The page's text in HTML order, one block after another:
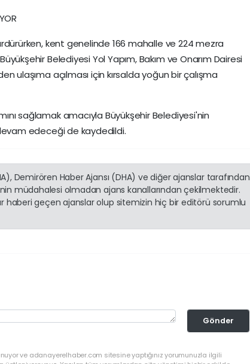
kent genelinde 166 mahalle ve 224 mezra
Belediyesi Yol Yapım, Bakım ve Onarım Dairesi
ulaşıma açılması için kırsalda yoğun bir çalışma
sağlamak amacıyla Büyükşehir Belediyesi'nin
devam edeceği de kaydedildi.
Demirören Haber Ajansı (DHA) ve diğer ajanslar tarafından
müdahalesi olmadan ajans kanallarından çekilmektedir.
haberi geçen ajanslar olup sitemizin hiç bir editörü sorumlu
Gönder
ve adanayerelhaber.com sitesine yaptığınız yorumunuzla ilgili